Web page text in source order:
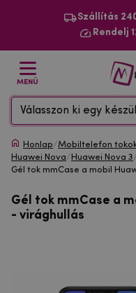
Szállítás
Rendelj
MENÜ
Válasszon ki egy
Honlap/Mobiltelefon
Huawei Nova/ Huawei Nova 3
Gél tok mmCase a mobil
Gél tok mmCase a
- virághullás